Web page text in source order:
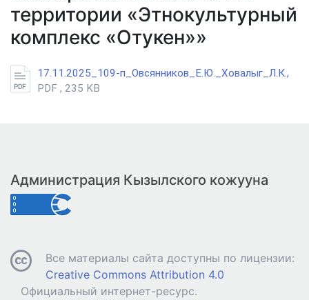
территории «Этнокультурный
комплекс «Отукен»»
17.11.2025_109-п_Овсянников_Е.Ю._Ховалыг_Л.К.,
PDF , 235 KB
Администрация Кызылского кожууна
Все материалы сайта доступны по лицензии:
Creative Commons Attribution 4.0
Официальный интернет-ресурс.